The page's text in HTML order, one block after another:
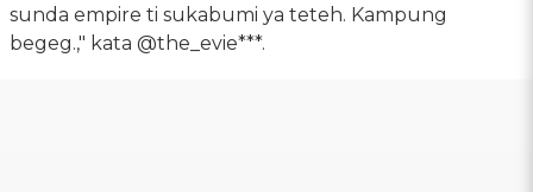
sunda empire ti sukabumi ya teteh. Kampung
begeg.," kata @the_evie***.